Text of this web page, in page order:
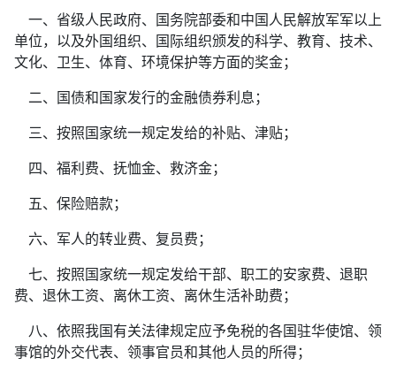
一、省级人民政府、国务院部委和中国人民解放军军以上
单位，以及外国组织、国际组织颁发的科学、教育、技术、
文化、卫生、体育、环境保护等方面的奖金；
二、国债和国家发行的金融债券利息；
三、按照国家统一规定发给的补贴、津贴；
四、福利费、抚恤金、救济金；
五、保险赔款；
六、军人的转业费、复员费；
七、按照国家统一规定发给干部、职工的安家费、退职
费、退休工资、离休工资、离休生活补助费；
八、依照我国有关法律规定应予免税的各国驻华使馆、领
事馆的外交代表、领事官员和其他人员的所得；